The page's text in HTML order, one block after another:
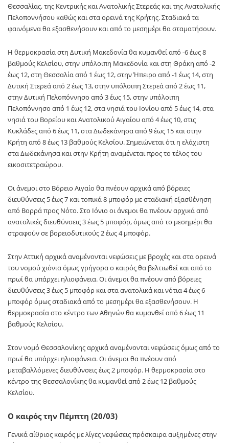
Θεσσαλίας, της Κεντρικής και Ανατολικής Στερεάς και της Ανατολικής
Πελοποννήσου καθώς και στα ορεινά της Κρήτης. Σταδιακά τα
φαινόμενα θα εξασθενήσουν και από το μεσημέρι θα σταματήσουν.
Η θερμοκρασία στη Δυτική Μακεδονία θα κυμανθεί από -6 έως 8
βαθμούς Κελσίου, στην υπόλοιπη Μακεδονία και στη Θράκη από -2
έως 12, στη Θεσσαλία από 1 έως 12, στην Ήπειρο από -1 έως 14, στη
Δυτική Στερεά από 2 έως 13, στην υπόλοιπη Στερεά από 2 έως 11,
στην Δυτική Πελοπόννησο από 3 έως 15, στην υπόλοιπη
Πελοπόννησο από 1 έως 12, στα νησιά του Ιονίου από 5 έως 14, στα
νησιά του Βορείου και Ανατολικού Αιγαίου από 4 έως 10, στις
Κυκλάδες από 6 έως 11, στα Δωδεκάνησα από 9 έως 15 και στην
Κρήτη από 8 έως 13 βαθμούς Κελσίου. Σημειώνεται ότι η ελάχιστη
στα Δωδεκάνησα και στην Κρήτη αναμένεται προς το τέλος του
εικοσιτετραώρου.
Οι άνεμοι στο Βόρειο Αιγαίο θα πνέουν αρχικά από βόρειες
διευθύνσεις 5 έως 7 και τοπικά 8 μποφόρ με σταδιακή εξασθένηση
από Βορρά προς Νότο. Στο Ιόνιο οι άνεμοι θα πνέουν αρχικά από
ανατολικές διευθύνσεις 3 έως 5 μποφόρ, όμως από το μεσημέρι θα
στραφούν σε βορειοδυτικούς 2 έως 4 μποφόρ.
Στην Αττική αρχικά αναμένονται νεφώσεις με βροχές και στα ορεινά
του νομού χιόνια όμως γρήγορα ο καιρός θα βελτιωθεί και από το
πρωί θα υπάρχει ηλιοφάνεια. Οι άνεμοι θα πνέουν από βόρειες
διευθύνσεις 3 έως 5 μποφόρ και στα ανατολικά και νότια 4 έως 6
μποφόρ όμως σταδιακά από το μεσημέρι θα εξασθενήσουν. Η
θερμοκρασία στο κέντρο των Αθηνών θα κυμανθεί από 6 έως 11
βαθμούς Κελσίου.
Στον νομό Θεσσαλονίκης αρχικά αναμένονται νεφώσεις όμως από το
πρωί θα υπάρχει ηλιοφάνεια. Οι άνεμοι θα πνέουν από
μεταβαλλόμενες διευθύνσεις έως 2 μποφόρ. Η θερμοκρασία στο
κέντρο της Θεσσαλονίκης θα κυμανθεί από 2 έως 12 βαθμούς
Κελσίου.
Ο καιρός την Πέμπτη (20/03)
Γενικά αίθριος καιρός με λίγες νεφώσεις πρόσκαιρα αυξημένες στην